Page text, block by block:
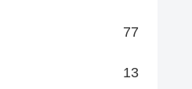
77
13